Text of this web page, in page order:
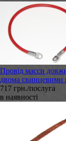
Провід масси
двома свинцевими
717 грн./послуга
в наявності